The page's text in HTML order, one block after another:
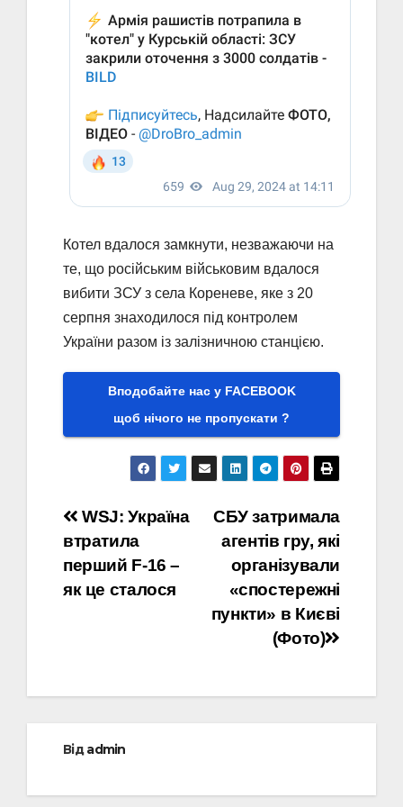
Котел вдалося замкнути, незважаючи на
те, що російським військовим вдалося
вибити ЗСУ з села Кореневе, яке з 20
серпня знаходилося під контролем
України разом із залізничною станцією.
Вподобайте нас у FACEBOOK
щоб нічого не пропускати ?
Навігація
записів
СБУ затримала
агентів гру, які
організували
«спостережні
пункти» в Києві
(Фото)
WSJ: Україна
втратила
перший F-16 –
як це сталося
Відadmin